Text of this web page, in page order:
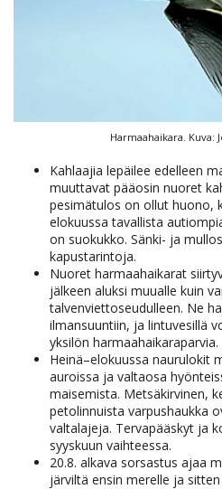
Harmaahaikara. Kuva:
Kahlaajia lepäilee edelleen
muuttavat pääosin nuoret
pesimätulos on ollut huono,
elokuussa tavallista
on suokukko. Sänki- ja
kapustarintoja.
Nuoret harmaahaikarat
jälkeen aluksi muualle kuin
talvenviettoseudulleen. Ne
ilmansuuntiin, ja lintuvesillä
yksilön harmaahaikaraparvia.
Heinä–elokuussa naurulokit
auroissa ja valtaosa
maisemista. Metsäkirvinen,
petolinnuista varpushaukka
valtalajeja. Tervapääskyt ja
syyskuun vaihteessa.
20.8. alkava sorsastus ajaa
järviltä ensin merelle ja